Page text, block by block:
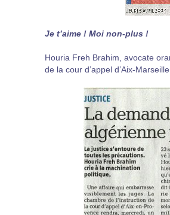
Je t’aime ! Moi non-plus !
Houria Freh Brahim, avocate
de la cour d’appel d’Aix-